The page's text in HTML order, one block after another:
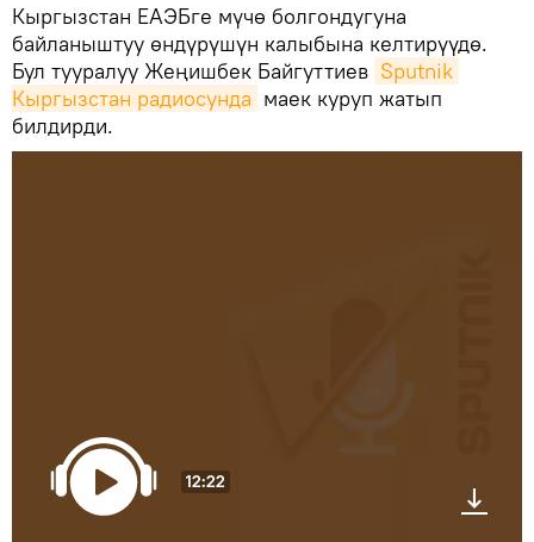
Кыргызстан ЕАЭБге мүчө болгондугуна
байланыштуу өндүрүшүн калыбына келтирүүдө.
Бул тууралуу Жеңишбек Байгуттиев Sputnik
Кыргызстан радиосунда маек куруп жатып
билдирди.
12:22